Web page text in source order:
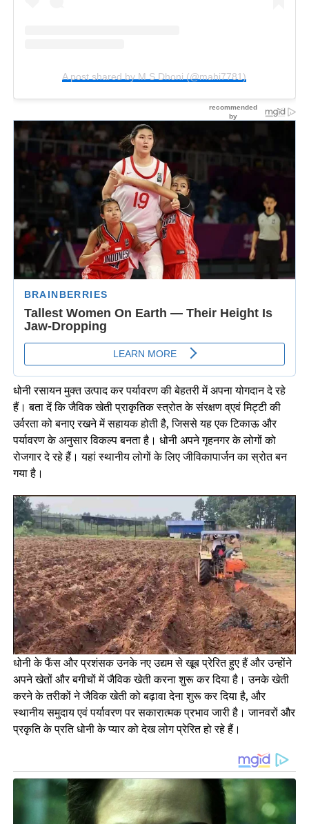
A post shared by M S Dhoni (@mahi7781)
धोनी रसायन मुक्त उत्पाद कर पर्यावरण की बेहतरी में अपना योगदान दे रहे
हैं। बता दें कि जैविक खेती प्राकृतिक स्त्रोत के संरक्षण व्एवं मिट्टी की
उर्वरता को बनाए रखने में सहायक होती है, जिससे यह एक टिकाऊ और
पर्यावरण के अनुसार विकल्प बनता है। धोनी अपने गृहनगर के लोगों को
रोजगार दे रहे हैं। यहां स्थानीय लोगों के लिए जीविकापार्जन का स्रोत बन
गया है।
धोनी के फैंस और प्रशंसक उनके नए उद्यम से खूब प्रेरित हुए हैं और उन्होंने
अपने खेतों और बगीचों में जैविक खेती करना शुरू कर दिया है। उनके खेती
करने के तरीकों ने जैविक खेती को बढ़ावा देना शुरू कर दिया है, और
स्थानीय समुदाय एवं पर्यावरण पर सकारात्मक प्रभाव जारी है। जानवरों और
प्रकृति के प्रति धोनी के प्यार को देख लोग प्रेरित हो रहे हैं।